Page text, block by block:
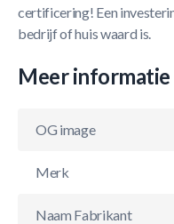
certificering! Een
bedrijf of huis waard is.
Meer informatie
OG image
Merk
Naam Fabrikant